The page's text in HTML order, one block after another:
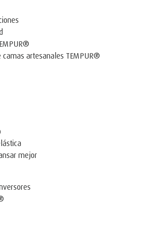
camas artesanales TEMPUR®
mejor